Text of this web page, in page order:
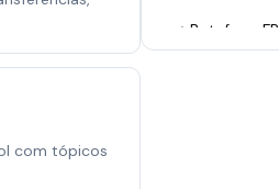
com tópicos
Botafogo FR